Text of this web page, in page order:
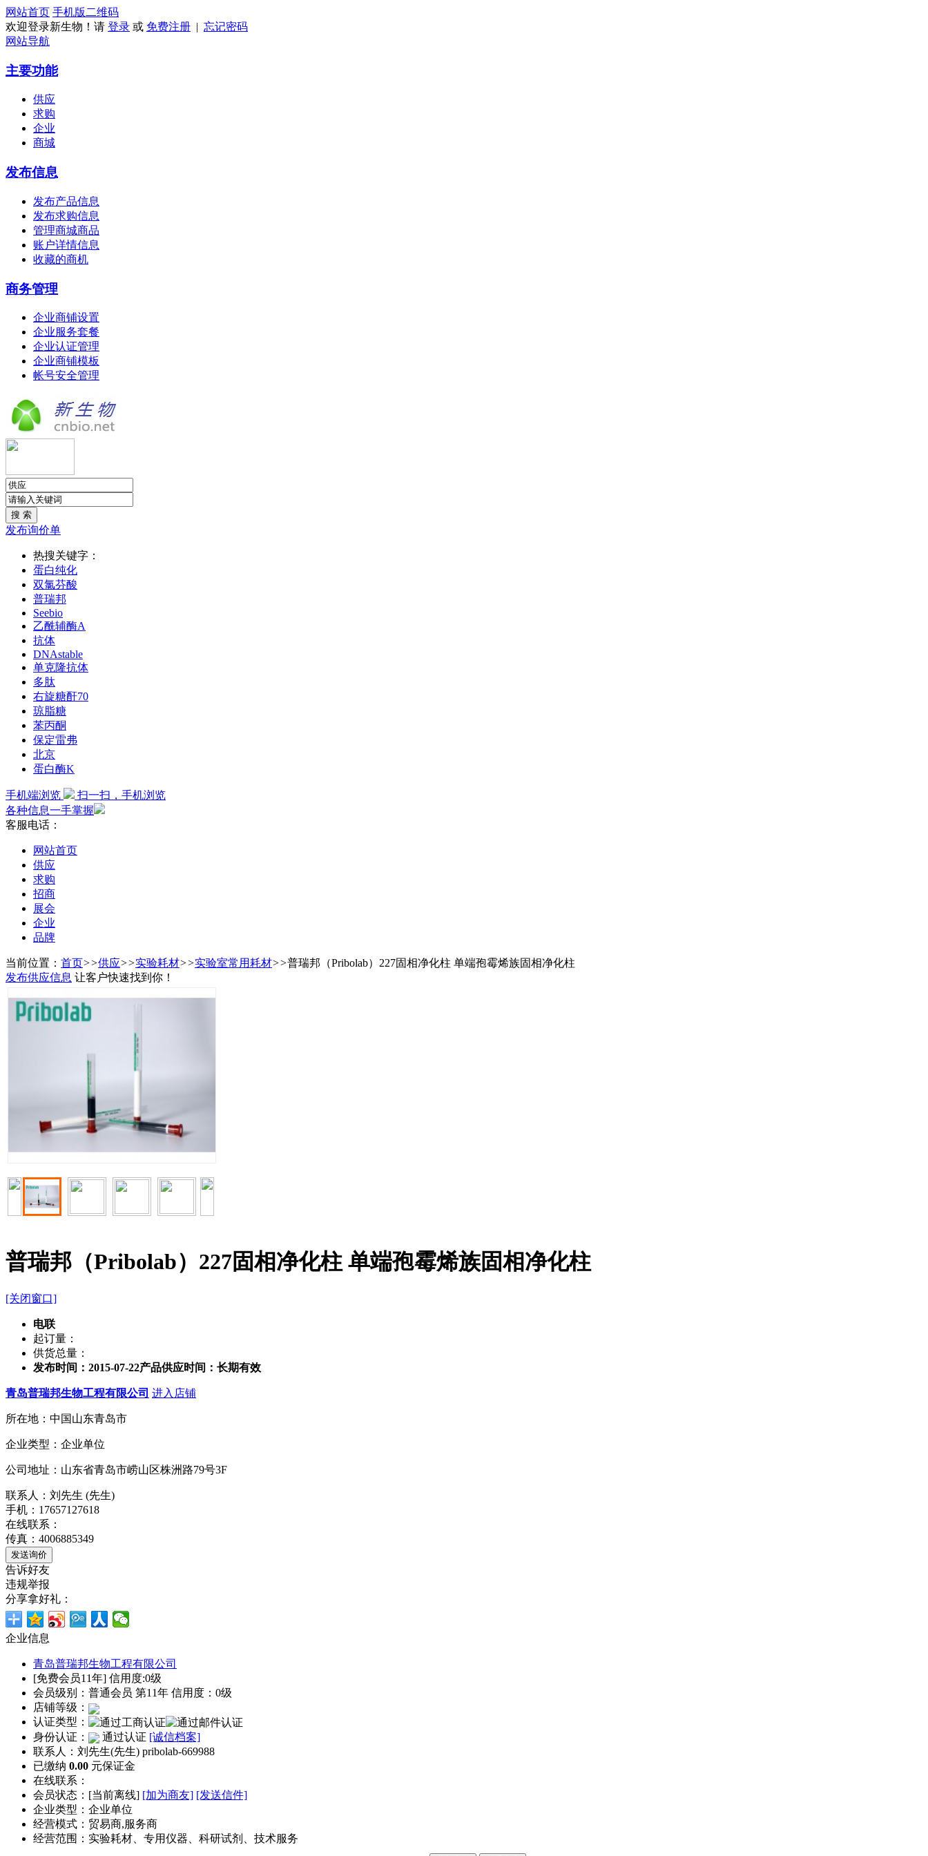
网站首页 手机版 二维码
欢迎登录新生物！请 登录 或 免费注册 | 忘记密码
网站导航
主要功能
供应
求购
企业
商城
发布信息
发布产品信息
发布求购信息
管理商城商品
账户详情信息
收藏的商机
商务管理
企业商铺设置
企业服务套餐
企业认证管理
企业商铺模板
帐号安全管理
发布询价单
热搜关键字：
蛋白纯化
双氯芬酸
普瑞邦
Seebio
乙酰辅酶A
抗体
DNAstable
单克隆抗体
多肽
右旋糖酐70
琼脂糖
苯丙酮
保定雷弗
北京
蛋白酶K
手机端浏览
扫一扫，手机浏览
各种信息一手掌握
客服电话：
网站首页
供应
求购
招商
展会
企业
品牌
当前位置： 首页>>供应>>实验耗材>>实验室常用耗材>>普瑞邦（Pribolab）227固相净化柱 单端孢霉烯族固相净化柱
发布供应信息 让客户快速找到你！
普瑞邦（Pribolab）227固相净化柱 单端孢霉烯族固相净化柱
[关闭窗口]
电联
起订量：
供货总量：
发布时间：2015-07-22产品供应时间：长期有效
青岛普瑞邦生物工程有限公司 进入店铺
所在地：中国山东青岛市
企业类型：企业单位
公司地址：山东省青岛市崂山区株洲路79号3F
联系人：刘先生 (先生)
手机：17657127618
在线联系：
传真：4006885349
告诉好友
违规举报
分享拿好礼：
企业信息
青岛普瑞邦生物工程有限公司
[免费会员11年] 信用度:0级
会员级别：普通会员 第11年 信用度：0级
店铺等级：
认证类型：
身份认证：
通过认证 [诚信档案]
联系人：刘先生(先生) pribolab-669988
已缴纳 0.00 元保证金
在线联系：
会员状态：[当前离线] [加为商友] [发送信件]
企业类型：企业单位
经营模式：贸易商,服务商
经营范围：实验耗材、专用仪器、科研试剂、技术服务